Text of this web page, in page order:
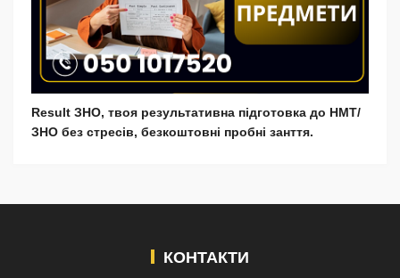
Result ЗНО, твоя результативна підготовка до НМТ/
ЗНО без стресів, безкоштовні пробні занття.
КОНТАКТИ